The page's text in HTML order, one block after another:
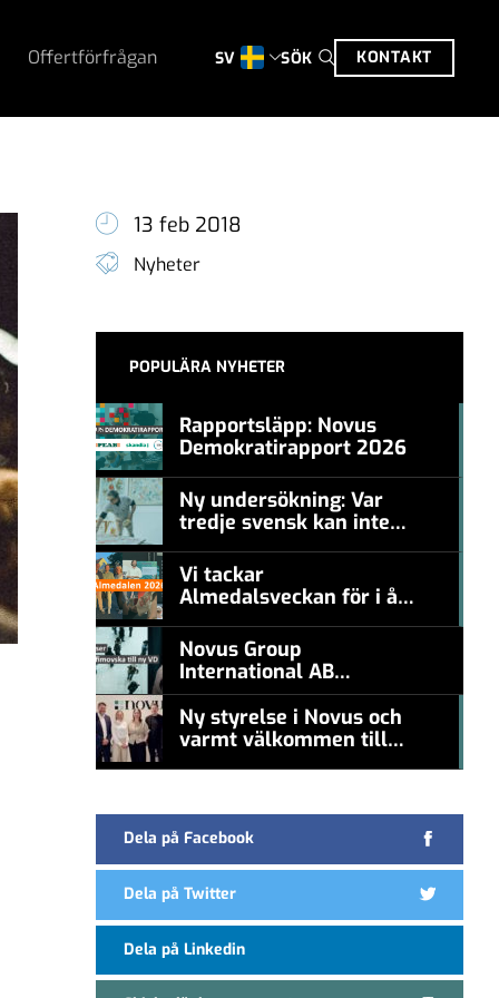
Offertförfrågan SV SÖK KONTAKT
13 feb 2018
Nyheter
POPULÄRA NYHETER
Rapportsläpp: Novus
Demokratirapport 2026
Ny undersökning: Var
tredje svensk kan inte
nämna en levande
konstnär
Vi tackar
Almedalsveckan för i år!
Novus Group
International AB
appoints Ana
Serafimovska as new
CEO
Ny styrelse i Novus och
varmt välkommen till
Carl Piva
Dela på Facebook
Dela på Twitter
Dela på Linkedin